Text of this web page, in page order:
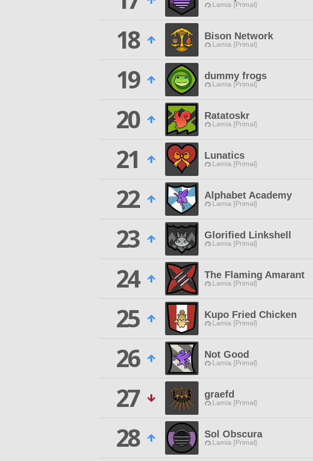
Lamia [Primal]
18
Bison Network
Lamia [Primal]
19
dummy frogs
Lamia [Primal]
20
Ratatoskr
Lamia [Primal]
21
Lunatics
Lamia [Primal]
22
Alphabet Academy
Lamia [Primal]
23
Glorified Linkshell
Lamia [Primal]
24
The Flaming Amarant
Lamia [Primal]
25
Kupo Fried Chicken
Lamia [Primal]
26
Not Good
Lamia [Primal]
27
graefd
Lamia [Primal]
28
Sol Obscura
Lamia [Primal]